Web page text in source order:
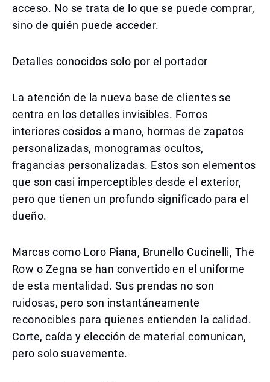
acceso. No se trata de lo que se puede comprar,
sino de quién puede acceder.
Detalles conocidos solo por el portador
La atención de la nueva base de clientes se
centra en los detalles invisibles. Forros
interiores cosidos a mano, hormas de zapatos
personalizadas, monogramas ocultos,
fragancias personalizadas. Estos son elementos
que son casi imperceptibles desde el exterior,
pero que tienen un profundo significado para el
dueño.
Marcas como Loro Piana, Brunello Cucinelli, The
Row o Zegna se han convertido en el uniforme
de esta mentalidad. Sus prendas no son
ruidosas, pero son instantáneamente
reconocibles para quienes entienden la calidad.
Corte, caída y elección de material comunican,
pero solo suavemente.